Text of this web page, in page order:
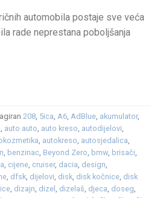
automobila postaje sve veća
rade neprestana poboljšanja
208 5ica A6 AdBlue akumulator,
auto auto auto kreso autodijelovi
autokreso autosjedalica
benzinac Beyond Zero bmw brisači
cijene cruiser, dacia design
dfsk dijelovi disk disk kočnice disk
dizajn dizel dizelaš djeca doseg